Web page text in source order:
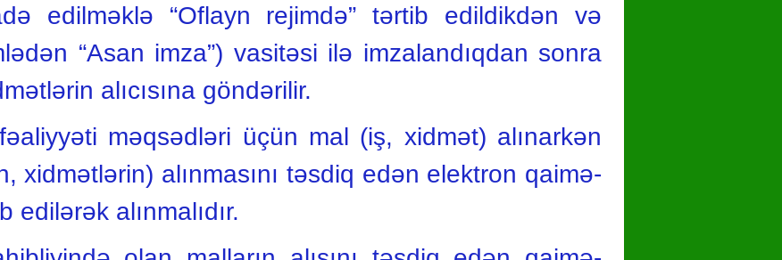
edilməklə “Oflayn rejimdə” tərtib edildikdən və
“Asan imza”) vasitəsi ilə imzalandıqdan sonra
alıcısına göndərilir.
məqsədləri üçün mal (iş, xidmət) alınarkən
xidmətlərin) alınmasını təsdiq edən elektron qaimə-
edilərək alınmalıdır.